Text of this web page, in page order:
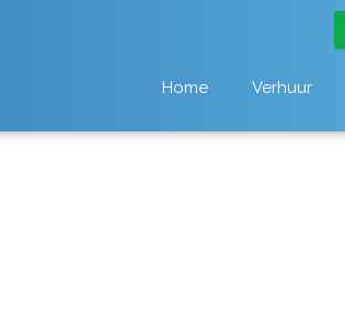
Home Verhuur